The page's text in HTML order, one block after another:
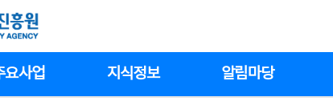
요사업 지식정보 알림마당